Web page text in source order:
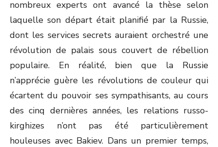
nombreux experts ont avancé la thèse selon
laquelle son départ était planifié par la Russie,
dont les services secrets auraient orchestré une
révolution de palais sous couvert de rébellion
populaire. En réalité, bien que la Russie
n’apprécie guère les révolutions de couleur qui
écartent du pouvoir ses sympathisants, au cours
des cinq dernières années, les relations russo-
kirghizes n’ont pas été particulièrement
houleuses avec Bakiev. Dans un premier temps,